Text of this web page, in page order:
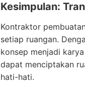
Kesimpulan:
Kontraktor
setiap ruangan.
konsep menjadi
dapat menciptakan
hati-hati.